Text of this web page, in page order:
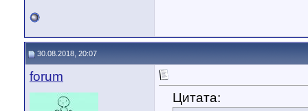
30.08.2018, 20:07
forum
Цитата: